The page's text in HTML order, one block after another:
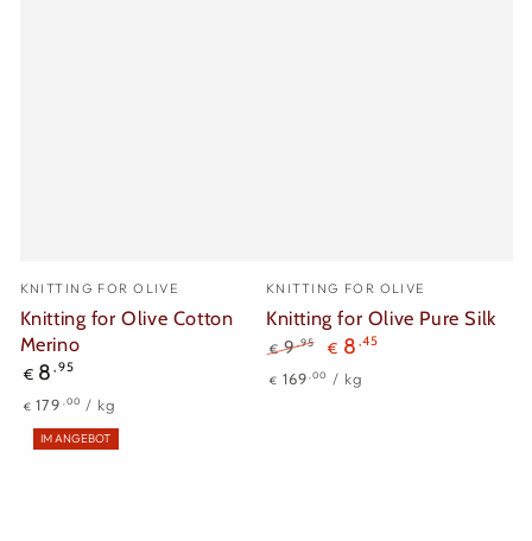
Verkäufer/in:
KNITTING FOR OLIVE
Knitting for Olive Cotton
Merino
Regulärer
Preis
€ 8 ,95
Stückpreis
€ 179 ,00 / pro
kg
Verkäufer/in:
KNITTING FOR OLIVE
Knitting for Olive Pure Silk
Regulärer
€ 9 ,95
Verkaufspreis
€ 8 ,45
Stückpreis
€ 169 ,00 / pro
kg
IM ANGEBOT